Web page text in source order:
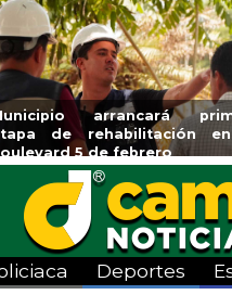
CMAS el
durante agosto
Deportes